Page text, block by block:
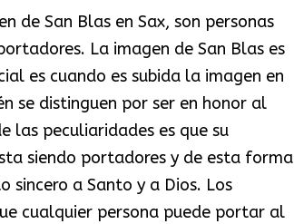
de San Blas en Sax, son personas
La imagen de San Blas es
es cuando es subida la imagen en
se distinguen por ser en honor al
las peculiaridades es que su
siendo portadores y de esta forma
sincero a Santo y a Dios. Los
cualquier persona puede portar al